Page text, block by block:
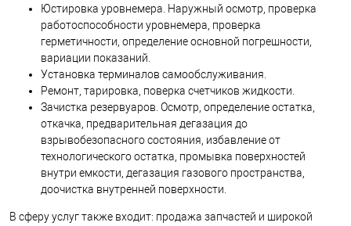
Юстировка уровнемера. Наружный осмотр, проверка
работоспособности уровнемера, проверка
герметичности, определение основной погрешности,
вариации показаний.
Установка терминалов самообслуживания.
Ремонт, тарировка, поверка счетчиков жидкости.
Зачистка резервуаров. Осмотр, определение остатка,
откачка, предварительная дегазация до
взрывобезопасного состояния, избавление от
технологического остатка, промывка поверхностей
внутри емкости, дегазация газового пространства,
доочистка внутренней поверхности.
В сферу услуг также входит: продажа запчастей и широкой